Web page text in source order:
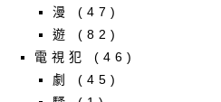
漫
(47)
遊
(82)
電視犯
(46)
劇
(45)